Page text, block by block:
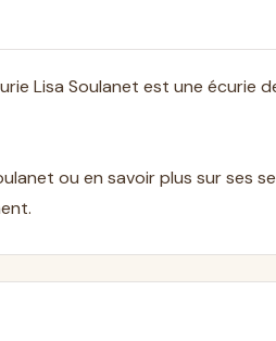
Lisa Soulanet est une écurie
ou en savoir plus sur ses